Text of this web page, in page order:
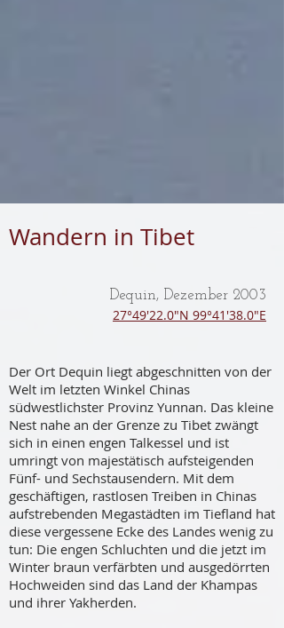
Wandern in Tibet
Dequin, Dezember 2003
27°49'22.0"N 99°41'38.0"E
Der Ort Dequin liegt abgeschnitten von der
Welt im letzten Winkel Chinas
südwestlichster Provinz Yunnan. Das kleine
Nest nahe an der Grenze zu Tibet zwängt
sich in einen engen Talkessel und ist
umringt von majestätisch aufsteigenden
Fünf- und Sechstausendern. Mit dem
geschäftigen, rastlosen Treiben in Chinas
aufstrebenden Megastädten im Tiefland hat
diese vergessene Ecke des Landes wenig zu
tun: Die engen Schluchten und die jetzt im
Winter braun verfärbten und ausgedörrten
Hochweiden sind das Land der Khampas
und ihrer Yakherden.